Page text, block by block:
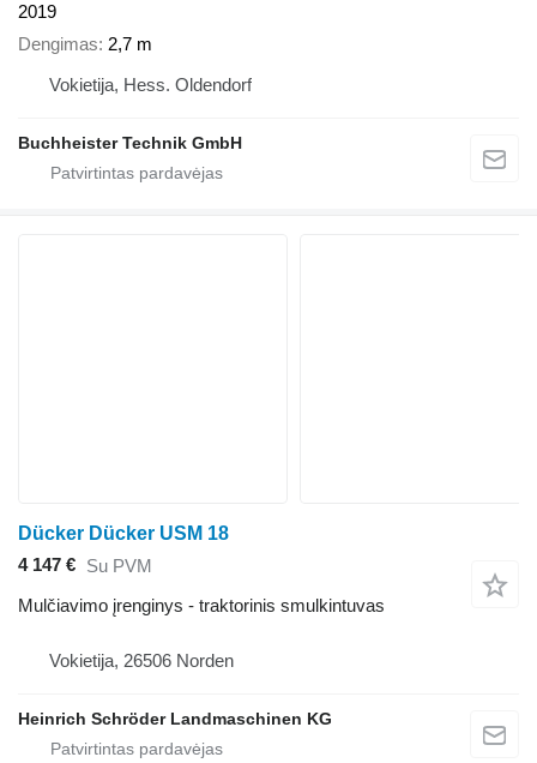
2019
Dengimas 2,7 m
Vokietija, Hess. Oldendorf
Buchheister Technik GmbH
Dücker Dücker USM 18
4 147 € Su PVM
Mulčiavimo įrenginys - traktorinis smulkintuvas
Vokietija, 26506 Norden
Heinrich Schröder Landmaschinen KG